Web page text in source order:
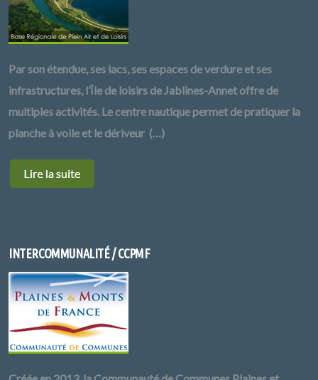
Par son étendue, ses lacs, ses espaces de verdure et ses
infrastructures, l’Île de loisirs de Jablines-Annet offre de
multiples activités. Le centre nautique permet de pratiquer la
planche à voile et le dériveur (…)
INTERCOMMUNALITÉ / CCPMF